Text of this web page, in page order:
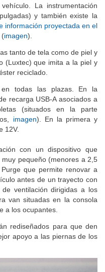
La instrumentación
y también existe la
información proyectada en el
(imagen).
tanto de tela como de piel y
(Luxtec) que imita a la piel y
reciclado.
todas las plazas. En la
recarga USB-A asociados a
(situados en la parte
imagen). En la primera y
12V.
con un dispositivo que
pequeño (menores a 2,5
que permite renovar a
antes de un trayecto con
ventilación dirigidas a los
van situadas en la consola
a los ocupantes.
rediseñados para que den
apoyo a las piernas de los